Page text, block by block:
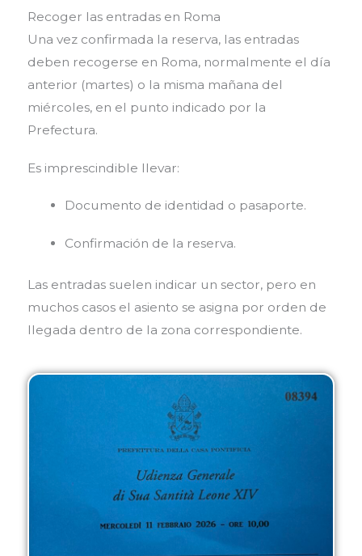
Recoger las entradas en Roma
Una vez confirmada la reserva, las entradas
deben recogerse en Roma, normalmente el día
anterior (martes) o la misma mañana del
miércoles, en el punto indicado por la
Prefectura.
Es imprescindible llevar:
Documento de identidad o pasaporte.
Confirmación de la reserva.
Las entradas suelen indicar un sector, pero en
muchos casos el asiento se asigna por orden de
llegada dentro de la zona correspondiente.